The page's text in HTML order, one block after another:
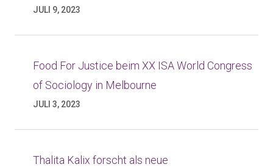
JULI 9, 2023
Food For Justice beim XX ISA World Congress
of Sociology in Melbourne
JULI 3, 2023
Thalita Kalix forscht als neue